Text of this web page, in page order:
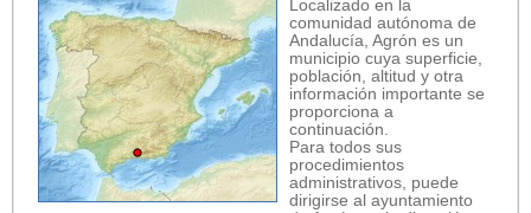
Localizado en la
comunidad autónoma de
Andalucía, Agrón es un
municipio cuya superficie,
población, altitud y otra
información importante se
proporciona a
continuación.
Para todos sus
procedimientos
administrativos, puede
dirigirse al ayuntamiento